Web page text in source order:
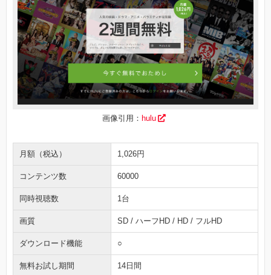
画像引用： hulu
月額（税込） 1,026円
コンテンツ数 60000
同時視聴数 1台
画質 SD / ハーフHD / HD / フルHD
ダウンロード機能 ○
無料お試し期間 14日間